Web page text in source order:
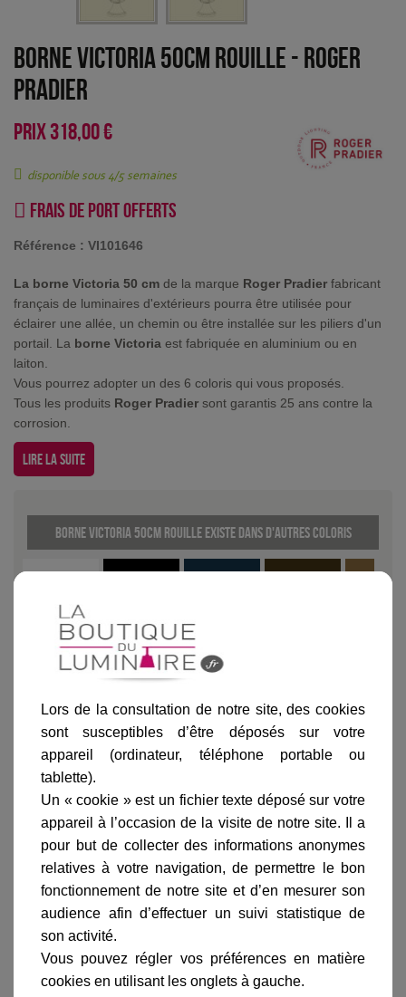
Borne Victoria 50cm Rouille - Roger
Pradier
PRIX318,00 €
disponible sous 4/5 semaines
Frais de port offerts
Référence : VI101646
La borne Victoria 50 cm de la marque Roger Pradier fabricant
français de luminaires d'extérieurs pourra être utilisée pour
éclairer une allée, un chemin ou être installée sur les piliers d'un
portail. La borne Victoria est fabriquée en aluminium ou en
laiton.
Vous pourrez adopter un des 6 coloris qui vous proposés.
Tous les produits Roger Pradier sont garantis 25 ans contre la
corrosion.
Lire la suite
Borne Victoria 50cm Rouille existe dans d'autres coloris
Blanc
Ajouter au panier
Informations produit
marque
gamme complète
Lors de la consultation de notre site, des cookies
sont susceptibles d’être déposés sur votre
appareil (ordinateur, téléphone portable ou
tablette).
Un « cookie » est un fichier texte déposé sur votre
appareil à l’occasion de la visite de notre site. Il a
pour but de collecter des informations anonymes
relatives à votre navigation, de permettre le bon
fonctionnement de notre site et d’en mesurer son
audience afin d’effectuer un suivi statistique de
son activité.
Vous pouvez régler vos préférences en matière
cookies en utilisant les onglets à gauche.